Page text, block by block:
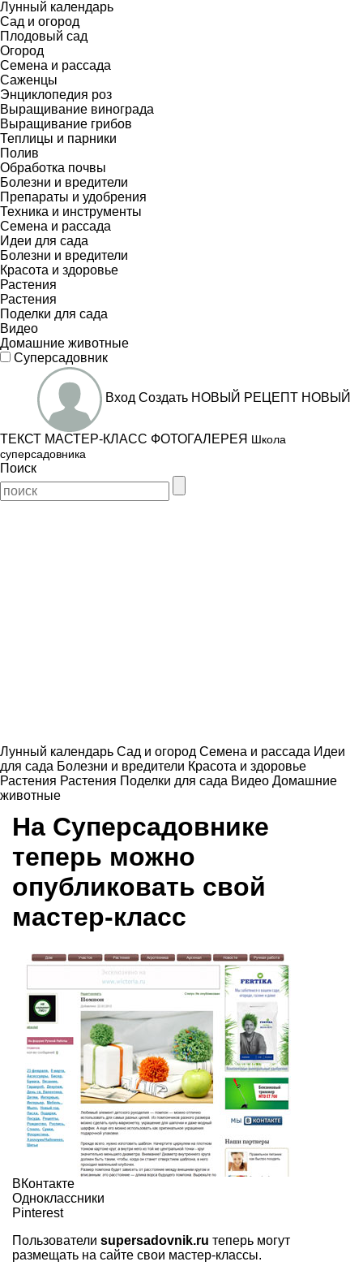
Лунный календарь
Сад и огород
Плодовый сад
Огород
Семена и рассада
Саженцы
Энциклопедия роз
Выращивание винограда
Выращивание грибов
Теплицы и парники
Полив
Обработка почвы
Болезни и вредители
Препараты и удобрения
Техника и инструменты
Семена и рассада
Идеи для сада
Болезни и вредители
Красота и здоровье
Растения
Растения
Поделки для сада
Видео
Домашние животные
Суперсадовник
Вход Создать НОВЫЙ РЕЦЕПТ НОВЫЙ
ТЕКСТ МАСТЕР-КЛАСС ФОТОГАЛЕРЕЯ Школа
суперсадовника
Поиск
Лунный календарь Сад и огород Семена и рассада Идеи
для сада Болезни и вредители Красота и здоровье
Растения Растения Поделки для сада Видео Домашние
животные
На Суперсадовнике
теперь можно
опубликовать свой
мастер-класс
ВКонтакте
Одноклассники
Pinterest
Пользователи supersadovnik.ru теперь могут
размещать на сайте свои мастер-классы.